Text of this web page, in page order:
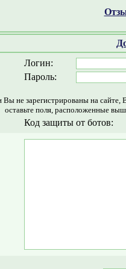
Логин:
Пароль:
Вы не зарегистрированы на
оставьте поля, расположенные
Код защиты от ботов: